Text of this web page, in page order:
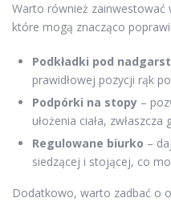
Warto również zainwestować
które mogą znacząco
Podkładki pod
prawidłowej pozycji rąk
Podpórki na stopy –
ułożenia ciała,
Regulowane biurko –
siedzącej i stojącej, co
Dodatkowo, warto zadbać o